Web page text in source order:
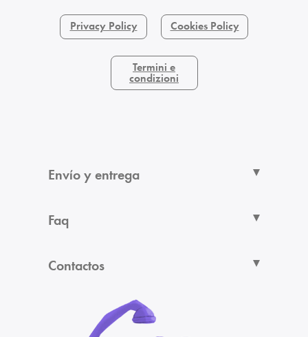
Privacy Policy Cookies Policy
Termini e
condizioni
Envío y entrega
Faq
Contactos